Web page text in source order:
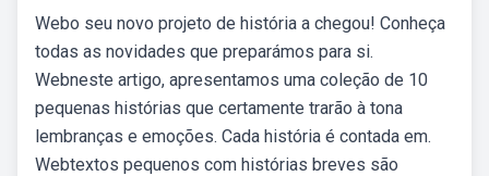
Webo seu novo projeto de história a chegou! Conheça
todas as novidades que preparámos para si.
Webneste artigo, apresentamos uma coleção de 10
pequenas histórias que certamente trarão à tona
lembranças e emoções. Cada história é contada em.
Webtextos pequenos com histórias breves são